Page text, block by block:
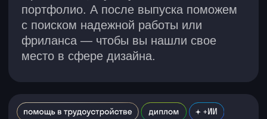
от 3119 ₽
платите в месяц при
рассрочке на 36 мес.
зарплата:
от 60 000 ₽
учитесь:
12 месяцев
Подробнее